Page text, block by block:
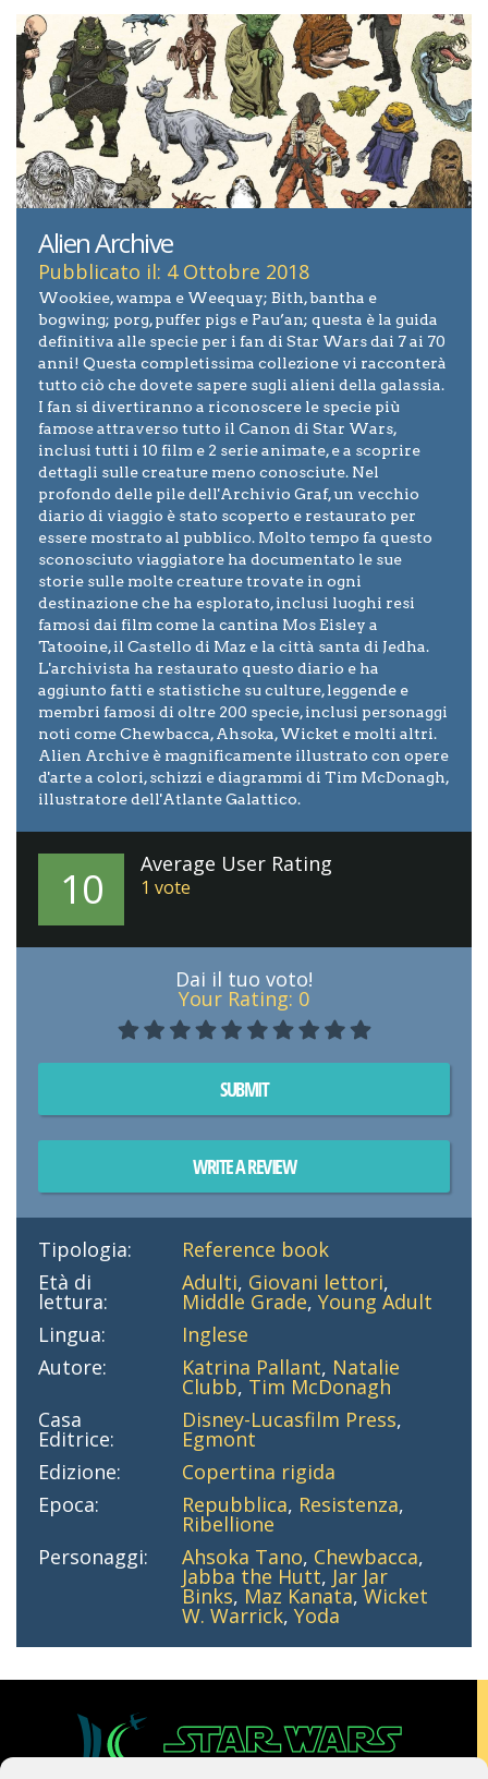
Alien Archive
Pubblicato il: 4 Ottobre 2018
Wookiee, wampa e Weequay; Bith, bantha e
bogwing; porg, puffer pigs e Pau’an; questa è la guida
definitiva alle specie per i fan di Star Wars dai 7 ai 70
anni! Questa completissima collezione vi racconterà
tutto ciò che dovete sapere sugli alieni della galassia.
I fan si divertiranno a riconoscere le specie più
famose attraverso tutto il Canon di Star Wars,
inclusi tutti i 10 film e 2 serie animate, e a scoprire
dettagli sulle creature meno conosciute. Nel
profondo delle pile dell'Archivio Graf, un vecchio
diario di viaggio è stato scoperto e restaurato per
essere mostrato al pubblico. Molto tempo fa questo
sconosciuto viaggiatore ha documentato le sue
storie sulle molte creature trovate in ogni
destinazione che ha esplorato, inclusi luoghi resi
famosi dai film come la cantina Mos Eisley a
Tatooine, il Castello di Maz e la città santa di Jedha.
L'archivista ha restaurato questo diario e ha
aggiunto fatti e statistiche su culture, leggende e
membri famosi di oltre 200 specie, inclusi personaggi
noti come Chewbacca, Ahsoka, Wicket e molti altri.
Alien Archive è magnificamente illustrato con opere
d'arte a colori, schizzi e diagrammi di Tim McDonagh,
illustratore dell'Atlante Galattico.
10 Average User Rating
1 vote
Dai il tuo voto!
Your Rating: 0
SUBMIT
WRITE A REVIEW
Tipologia:
Reference book
Età di
lettura:
Adulti, Giovani lettori,
Middle Grade,Young Adult
Lingua:
Inglese
Autore:
Katrina Pallant, Natalie
Clubb, Tim McDonagh
Casa
Editrice:
Disney-Lucasfilm Press,
Egmont
Edizione:
Copertina rigida
Epoca:
Repubblica, Resistenza,
Ribellione
Personaggi:
Ahsoka Tano, Chewbacca,
Jabba the Hutt, Jar Jar
Binks, Maz Kanata,Wicket
W. Warrick,Yoda